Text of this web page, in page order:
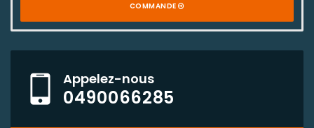
COMMANDE
Appelez-nous
0490066285